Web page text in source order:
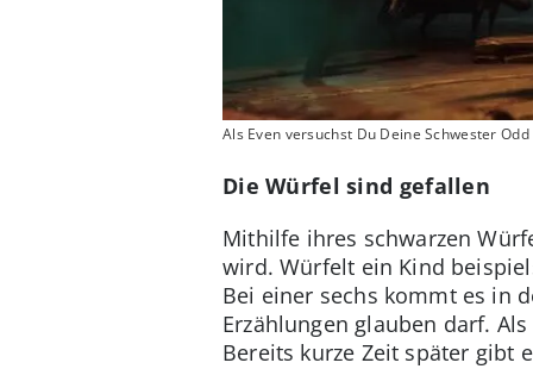
Als Even versuchst Du Deine Schwester
Die Würfel sind gefallen
Mithilfe ihres schwarzen
wird. Würfelt ein Kind
Bei einer sechs kommt es in
Erzählungen glauben darf.
Bereits kurze Zeit später gibt